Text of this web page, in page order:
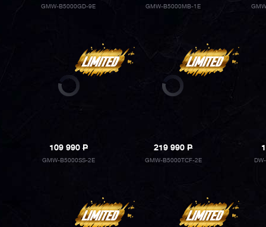
GMW-B5000GD-9E GMW-B5000MB-1E
109 990P
GMW-B5000SS-2E
219 990P
GMW-B5000TCF-2E